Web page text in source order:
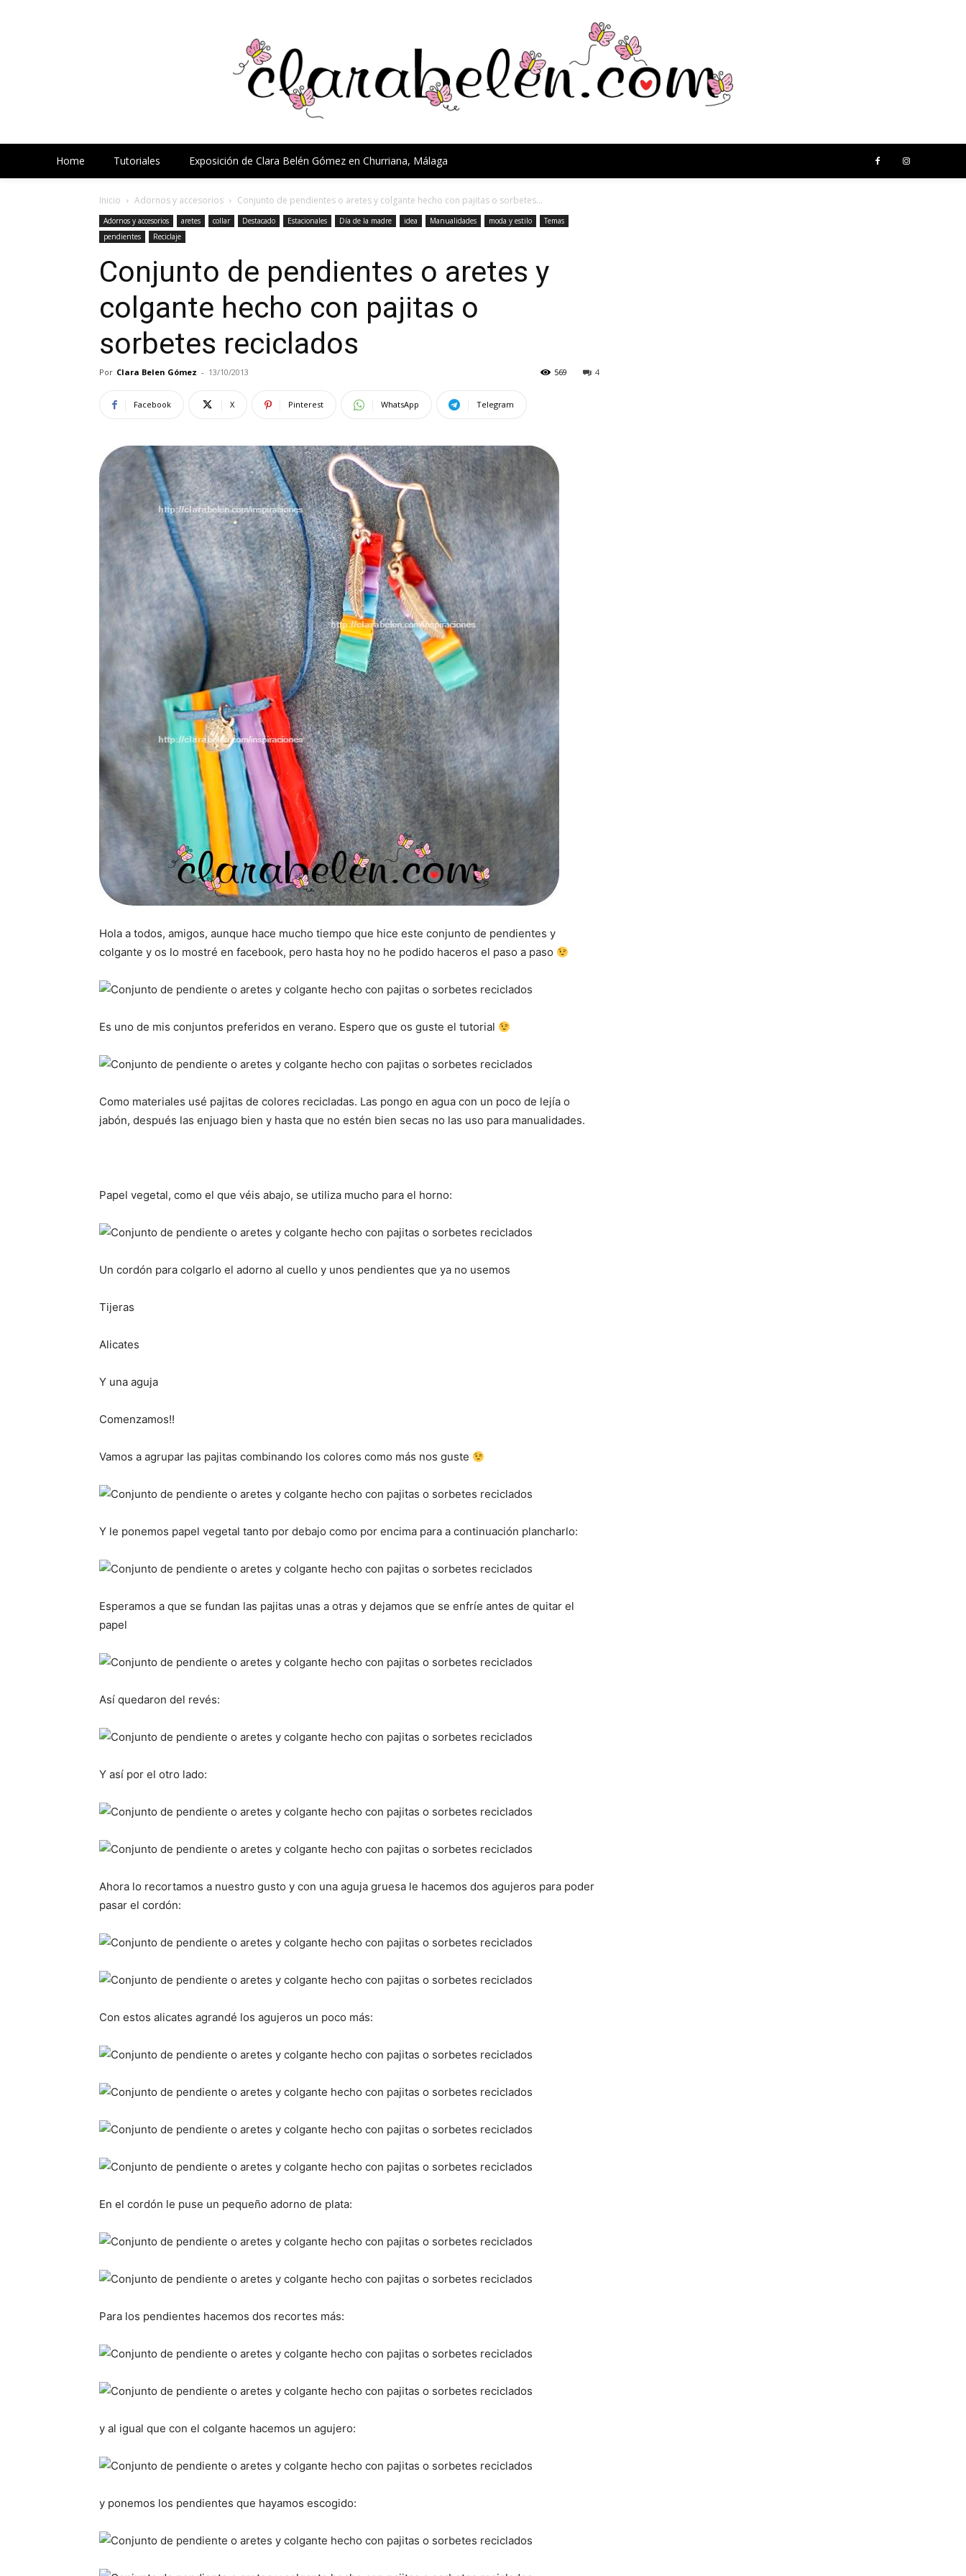
Home Tutoriales Exposición de Clara Belén Gómez en Churriana, Málaga
Inicio Adornos y accesorios Conjunto de pendientes o aretes y colgante hecho con pajitas o sorbetes...
Adornos y accesorios aretes collar Destacado Estacionales Día de la madre idea Manualidades moda y estilo
Temas
pendientes
Reciclaje
Conjunto de pendientes o aretes y
colgante hecho con pajitas o
sorbetes reciclados
Por Clara Belen Gómez - 13/10/2013 4
569
Facebook X Pinterest WhatsApp Telegram
Hola a todos, amigos, aunque hace mucho tiempo que hice este conjunto de pendientes y
colgante y os lo mostré en facebook, pero hasta hoy no he podido haceros el paso a paso
Es uno de mis conjuntos preferidos en verano. Espero que os guste el tutorial
Como materiales usé pajitas de colores recicladas. Las pongo en agua con un poco de lejía o
jabón, después las enjuago bien y hasta que no estén bien secas no las uso para manualidades.
Papel vegetal, como el que véis abajo, se utiliza mucho para el horno:
Un cordón para colgarlo el adorno al cuello y unos pendientes que ya no usemos
Tijeras
Alicates
Y una aguja
Comenzamos!!
Vamos a agrupar las pajitas combinando los colores como más nos guste
Y le ponemos papel vegetal tanto por debajo como por encima para a continuación plancharlo:
Esperamos a que se fundan las pajitas unas a otras y dejamos que se enfríe antes de quitar el
papel
Así quedaron del revés:
Y así por el otro lado:
Ahora lo recortamos a nuestro gusto y con una aguja gruesa le hacemos dos agujeros para poder
pasar el cordón:
Con estos alicates agrandé los agujeros un poco más:
En el cordón le puse un pequeño adorno de plata:
Para los pendientes hacemos dos recortes más:
y al igual que con el colgante hacemos un agujero:
y ponemos los pendientes que hayamos escogido: